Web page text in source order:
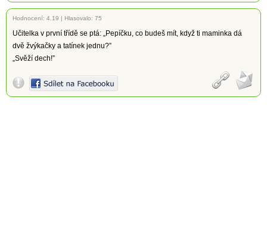
Hodnocení: 4.19 | Hlasovalo: 75
Učitelka v první třídě se ptá: „Pepíčku, co budeš mít, když ti maminka dá
dvě žvýkačky a tatínek jednu?”
„Svěží dech!”